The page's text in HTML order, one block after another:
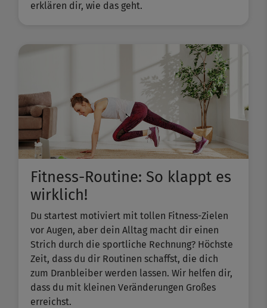
erklären dir, wie das geht.
Fitness-Routine: So klappt es
wirklich!
Du startest motiviert mit tollen Fitness-Zielen
vor Augen, aber dein Alltag macht dir einen
Strich durch die sportliche Rechnung? Höchste
Zeit, dass du dir Routinen schaffst, die dich
zum Dranbleiber werden lassen. Wir helfen dir,
dass du mit kleinen Veränderungen Großes
erreichst.